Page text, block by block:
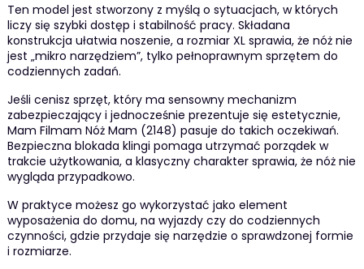
Ten model jest stworzony z myślą o sytuacjach, w których
liczy się szybki dostęp i stabilność pracy. Składana
konstrukcja ułatwia noszenie, a rozmiar XL sprawia, że nóż nie
jest „mikro narzędziem”, tylko pełnoprawnym sprzętem do
codziennych zadań.
Jeśli cenisz sprzęt, który ma sensowny mechanizm
zabezpieczający i jednocześnie prezentuje się estetycznie,
Mam Filmam Nóż Mam (2148) pasuje do takich oczekiwań.
Bezpieczna blokada klingi pomaga utrzymać porządek w
trakcie użytkowania, a klasyczny charakter sprawia, że nóż nie
wygląda przypadkowo.
W praktyce możesz go wykorzystać jako element
wyposażenia do domu, na wyjazdy czy do codziennych
czynności, gdzie przydaje się narzędzie o sprawdzonej formie
i rozmiarze.